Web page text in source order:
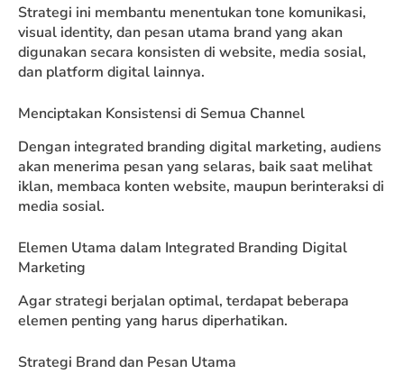
Strategi ini membantu menentukan tone komunikasi,
visual identity, dan pesan utama brand yang akan
digunakan secara konsisten di website, media sosial,
dan platform digital lainnya.
Menciptakan Konsistensi di Semua Channel
Dengan integrated branding digital marketing, audiens
akan menerima pesan yang selaras, baik saat melihat
iklan, membaca konten website, maupun berinteraksi di
media sosial.
Elemen Utama dalam Integrated Branding Digital
Marketing
Agar strategi berjalan optimal, terdapat beberapa
elemen penting yang harus diperhatikan.
Strategi Brand dan Pesan Utama